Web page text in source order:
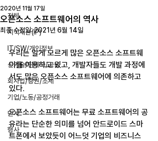
전체
지식재산(IP)
IT/SW/개인정보
신기술/핀테크/금융
회사법/증권/조세
기업/노동/공정거래
민사
형사
오픈소스 소프트웨어의 역사
2020년 11월 17일
최종 수정일:2021년 6월 14일
우리는 알게 모르게 많은 오픈소스 소프트웨
어를 이용하고 있고, 개발자들도 개발 과정에
서도 많은 오픈소스 소프트웨어에 의존하고
있다.
오픈소스 소프트웨어는 무료 소프트웨어의 공
유라는 단순한 의미를 넘어 안드로이드 스마
트폰에서 보았듯이 어느덧 기업의 비즈니스